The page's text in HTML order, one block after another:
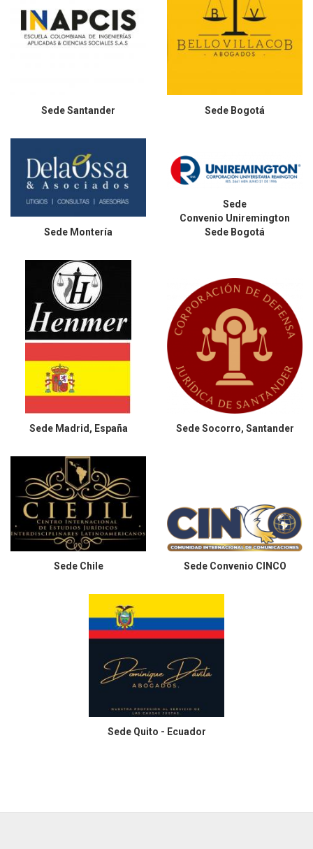
SedeSantander Sede Bogotá
Sede Montería
Sede
Convenio Uniremington
Sede Bogotá
Sede Madrid, España Sede Socorro, Santander
Sede Chile Sede Convenio CINCO
Sede Quito - Ecuador